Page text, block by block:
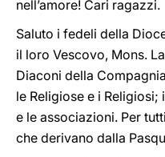
nell’amore! Cari ragazzi.
Saluto i fedeli della
il loro Vescovo, Mons.
Diaconi della
le Religiose e i
e le associazioni. Per
che derivano dalla